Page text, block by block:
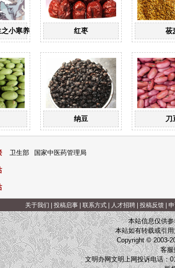
小寒养生 红枣 莜
纳豆 刀
卫生部 国家中医药管理局
关于我们 投稿启事| 联系方式| 人才招聘| 投稿反馈|
本站信息仅供
本站如有转载或引
Copyright © 2003-
客服
文明办网文明上网投诉电话：